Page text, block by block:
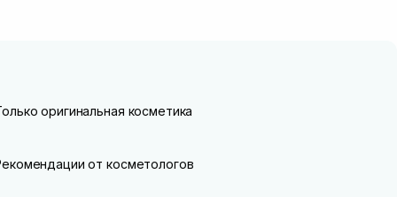
оригинальная косметика
от косметологов